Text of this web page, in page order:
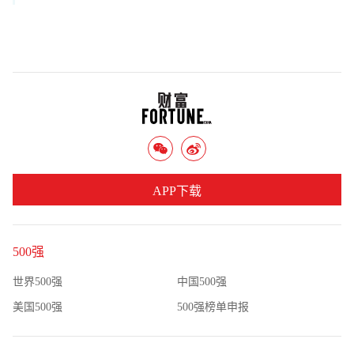
500强
世界500强 中国500强
美国500强 500强榜单申报
APP下载